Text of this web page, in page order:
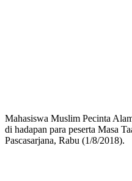
Mahasiswa Muslim Pecinta
di hadapan para peserta Masa
Pascasarjana, Rabu (1/8/2018).